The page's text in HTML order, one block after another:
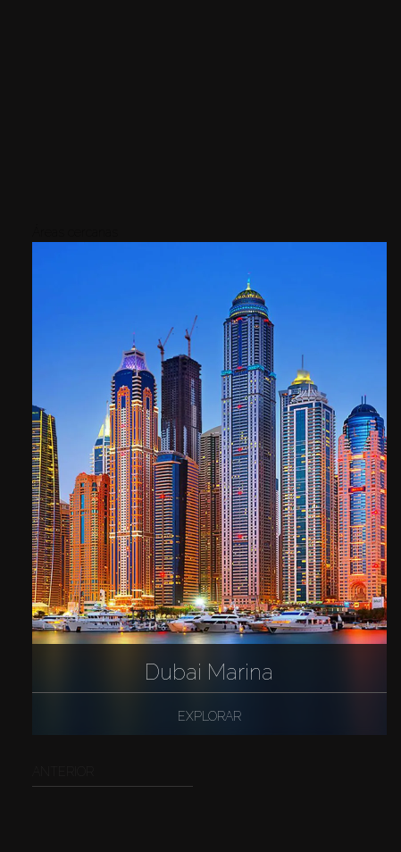
Dubai Marina
EXPLORAR